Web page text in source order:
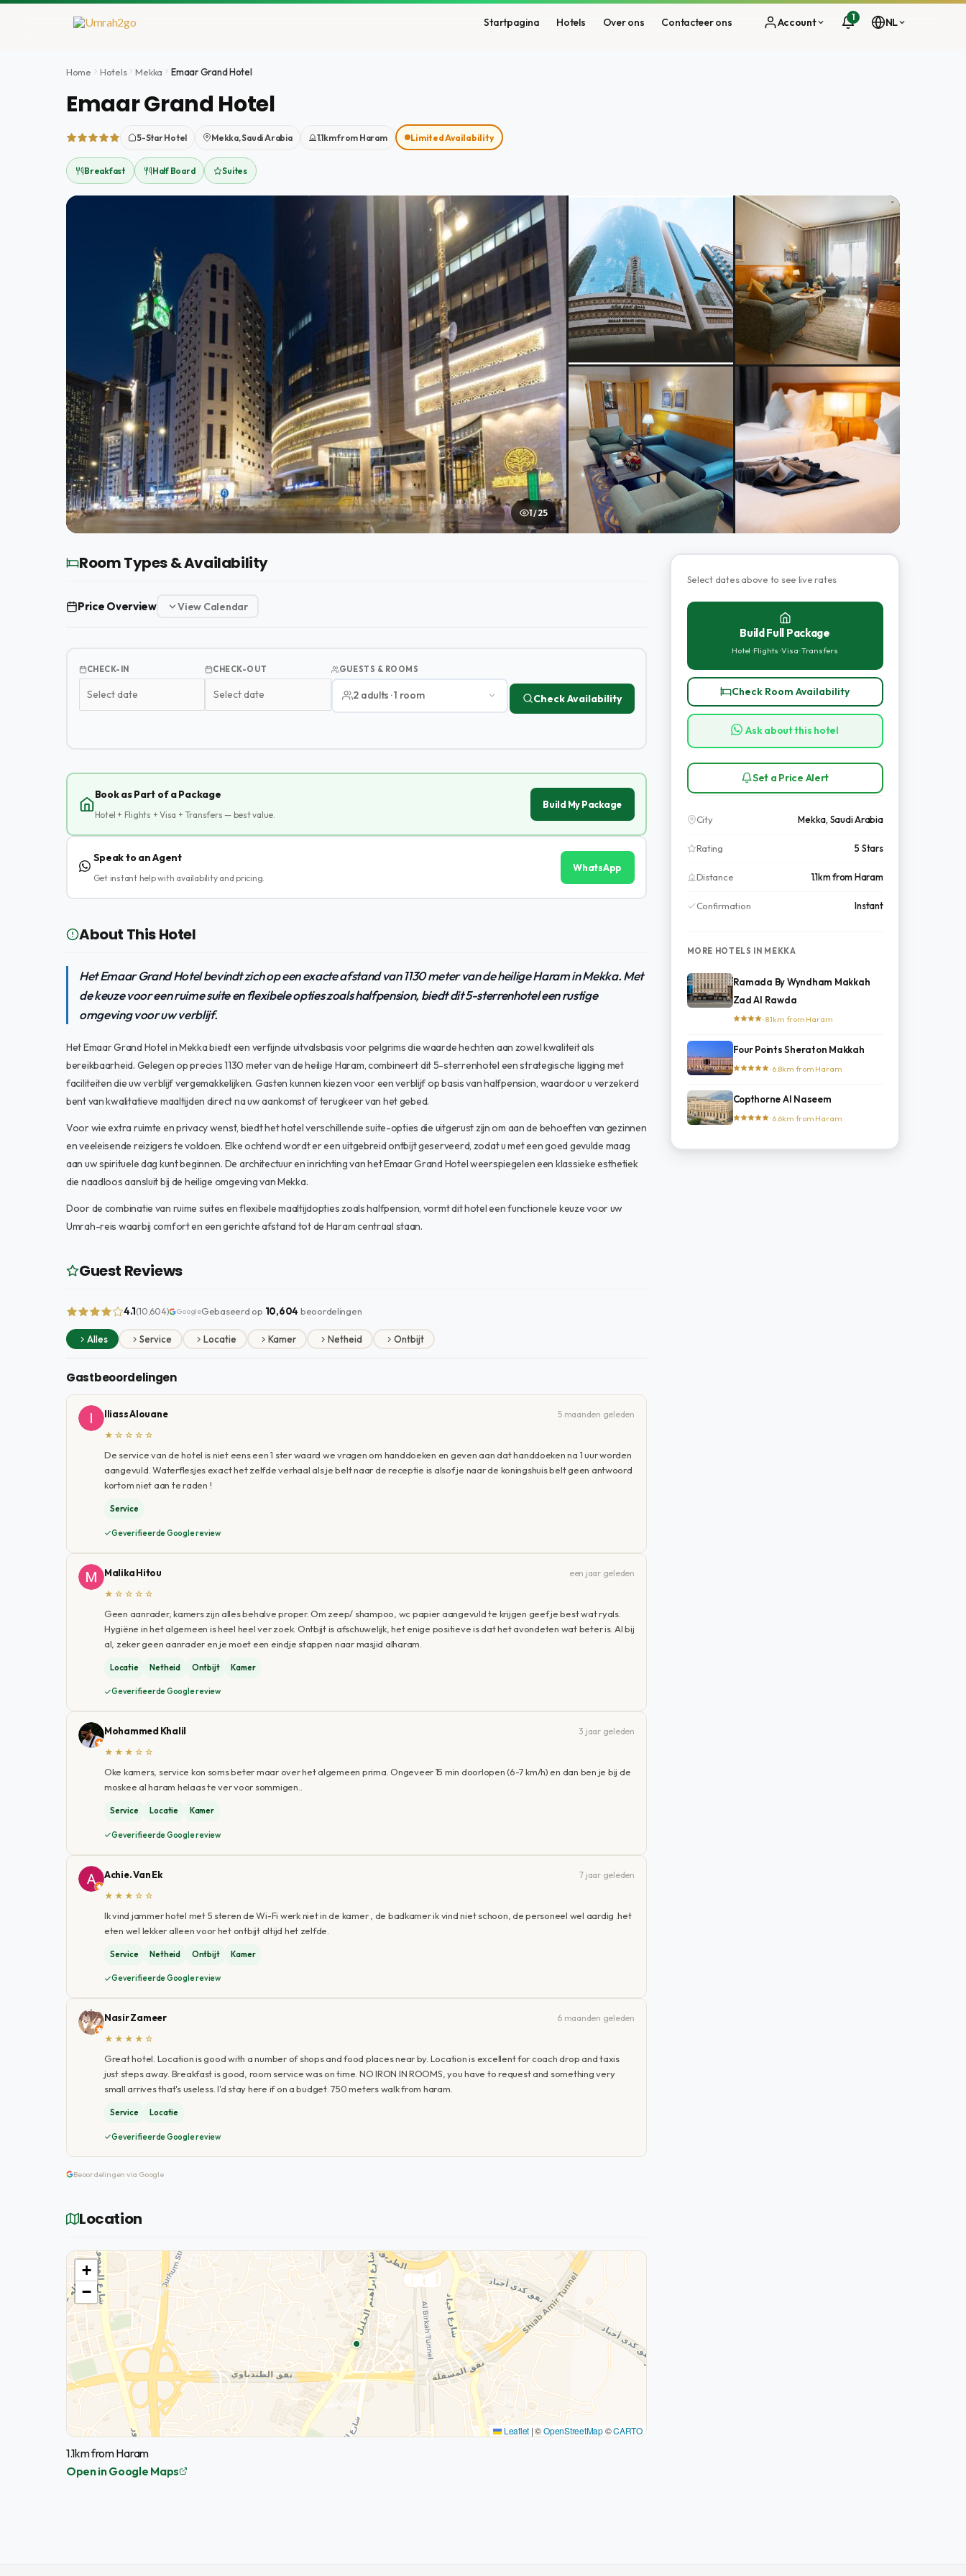
Doorgaan
Startpagina Hotels Over ons Contacteer ons Account 1 NL
Home Hotels Mekka Emaar Grand Hotel
Emaar Grand Hotel
5-Star Hotel Mekka, Saudi Arabia 1.1km from Haram Limited Availability
Breakfast Half Board Suites
1 / 25
Room Types & Availability
Price Overview View Calendar
CHECK-IN CHECK-OUT GUESTS & ROOMS
2 adults · 1 room Check Availability
Book as Part of a Package
Hotel + Flights + Visa + Transfers — best value.
Build My Package
Speak to an Agent
Get instant help with availability and pricing.
WhatsApp
About This Hotel
Het Emaar Grand Hotel bevindt zich op een exacte afstand van 1130 meter van de heilige Haram in Mekka. Met
de keuze voor een ruime suite en flexibele opties zoals halfpension, biedt dit 5-sterrenhotel een rustige
omgeving voor uw verblijf.
Het Emaar Grand Hotel in Mekka biedt een verfijnde uitvalsbasis voor pelgrims die waarde hechten aan zowel kwaliteit als
bereikbaarheid. Gelegen op precies 1130 meter van de heilige Haram, combineert dit 5-sterrenhotel een strategische ligging met
faciliteiten die uw verblijf vergemakkelijken. Gasten kunnen kiezen voor een verblijf op basis van halfpension, waardoor u verzekerd
bent van kwalitatieve maaltijden direct na uw aankomst of terugkeer van het gebed.
Voor wie extra ruimte en privacy wenst, biedt het hotel verschillende suite-opties die uitgerust zijn om aan de behoeften van gezinnen
en veeleisende reizigers te voldoen. Elke ochtend wordt er een uitgebreid ontbijt geserveerd, zodat u met een goed gevulde maag
aan uw spirituele dag kunt beginnen. De architectuur en inrichting van het Emaar Grand Hotel weerspiegelen een klassieke esthetiek
die naadloos aansluit bij de heilige omgeving van Mekka.
Door de combinatie van ruime suites en flexibele maaltijdopties zoals halfpension, vormt dit hotel een functionele keuze voor uw
Umrah-reis waarbij comfort en een gerichte afstand tot de Haram centraal staan.
Guest Reviews
4.1(10,604) GoogleGebaseerd op 10,604 beoordelingen
Alles Service Locatie Kamer Netheid Ontbijt
Gastbeoordelingen
Iliass Alouane
5 maanden geleden
★☆☆☆☆
De service van de hotel is niet eens een 1 ster waard we vragen om handdoeken en geven aan dat handdoeken na 1 uur worden
aangevuld. Waterflesjes exact het zelfde verhaal als je belt naar de receptie is alsof je naar de koningshuis belt geen antwoord
kortom niet aan te raden !
Service
Geverifieerde Google review
Malika Hitou
een jaar geleden
★☆☆☆☆
Geen aanrader, kamers zijn alles behalve proper. Om zeep/ shampoo, wc papier aangevuld te krijgen geef je best wat ryals.
Hygiëne in het algemeen is heel heel ver zoek. Ontbijt is afschuwelijk, het enige positieve is dat het avondeten wat beter is. Al bij
al, zeker geen aanrader en je moet een eindje stappen naar masjid alharam.
Locatie Netheid Ontbijt Kamer
Geverifieerde Google review
Mohammed Khalil
3 jaar geleden
★★★☆☆
Oke kamers, service kon soms beter maar over het algemeen prima. Ongeveer 15 min doorlopen (6-7 km/h) en dan ben je bij de
moskee al haram helaas te ver voor sommigen..
Service Locatie Kamer
Geverifieerde Google review
Achie. Van Ek
7 jaar geleden
★★★☆☆
Ik vind jammer hotel met 5 steren de Wi-Fi werk niet in de kamer , de badkamer ik vind niet schoon, de personeel wel aardig .het
eten wel lekker alleen voor het ontbijt altijd het zelfde.
Service Netheid Ontbijt Kamer
Geverifieerde Google review
Nasir Zameer
6 maanden geleden
★★★★☆
Great hotel. Location is good with a number of shops and food places near by. Location is excellent for coach drop and taxis
just steps away. Breakfast is good, room service was on time. NO IRON IN ROOMS, you have to request and something very
small arrives that's useless. I'd stay here if on a budget. 750 meters walk from haram.
Service Locatie
Geverifieerde Google review
Beoordelingen via Google
Location
+
−
Leaflet |©OpenStreetMap©CARTO
1.1km from Haram
Open in Google Maps
Select dates above to see live rates
Build Full Package
Hotel · Flights · Visa · Transfers
Check Room Availability
Ask about this hotel
Set a Price Alert
City Mekka, Saudi Arabia
Rating 5 Stars
Distance 1.1km from Haram
Confirmation Instant
MORE HOTELS IN MEKKA
Ramada By Wyndham Makkah
Zad Al Rawda
· 8.1km from Haram
Four Points Sheraton Makkah
· 6.8km from Haram
Copthorne Al Naseem
· 6.6km from Haram